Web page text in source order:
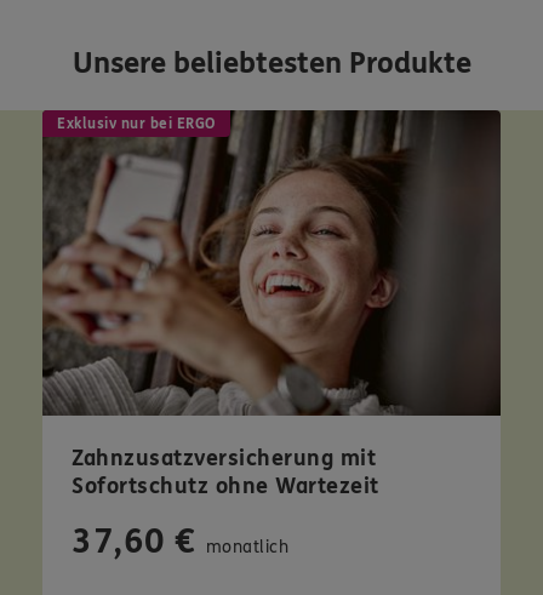
Unsere beliebtesten Produkte
Exklusiv nur bei ERGO
Zahnzusatzversicherung mit
Sofortschutz ohne Wartezeit
37,60 € monatlich